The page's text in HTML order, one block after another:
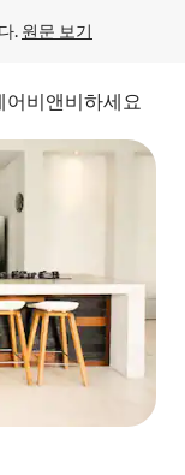
. 원문 보기
어비앤비하세요